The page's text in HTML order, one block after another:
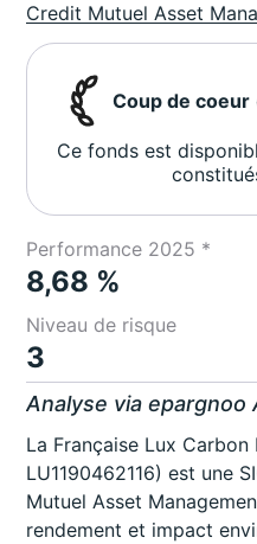
Credit Mutuel Asset
Coup de coeur
Ce fonds est
Performance 2025 *
8,68 %
Niveau de risque
3
Analyse via epargnoo
La Française Lux
LU1190462116) est une
Mutuel Asset
rendement et impact